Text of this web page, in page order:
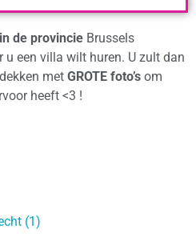
de provincie Brussels
u een villa wilt huren. U zult dan
met GROTE foto’s om
heeft <3 !
(1)